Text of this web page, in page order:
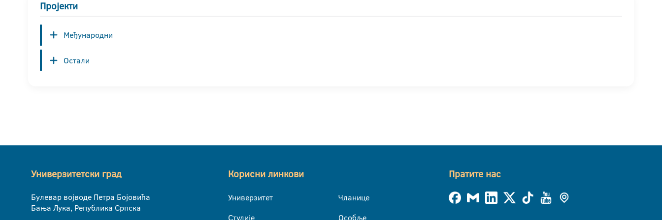
Пројекти
Међународни
Остали
Универзитетски град
Булевар војводе Петра Бојовића
Бања Лука, Република Српска
Корисни линкови
Универзитет
Студије
Чланице
Особље
Пратите нас